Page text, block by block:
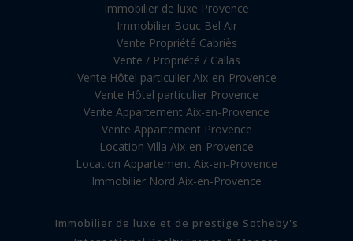
Immobilier de luxe Provence
Immobilier Bouc Bel Air
Vente Propriété Cabriès
Vente / Propriété / Callas
Vente Hôtel particulier Aix-en-Provence
Vente Hôtel particulier Provence
Vente Appartement Aix-en-Provence
Vente Appartement Provence
Location Villa Aix-en-Provence
Location Appartement Aix-en-Provence
Immobilier Nord Aix-en-Provence
Immobilier de luxe et de prestige Sotheby's